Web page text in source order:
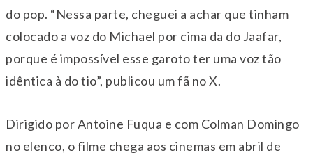
do pop. “Nessa parte, cheguei a achar que tinham
colocado a voz do Michael por cima da do Jaafar,
porque é impossível esse garoto ter uma voz tão
idêntica à do tio”, publicou um fã no X.
Dirigido por Antoine Fuqua e com Colman Domingo
no elenco, o filme chega aos cinemas em abril de